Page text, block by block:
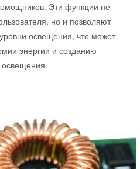
Эти функции не
но и позволяют
освещения, что может
энергии и созданию